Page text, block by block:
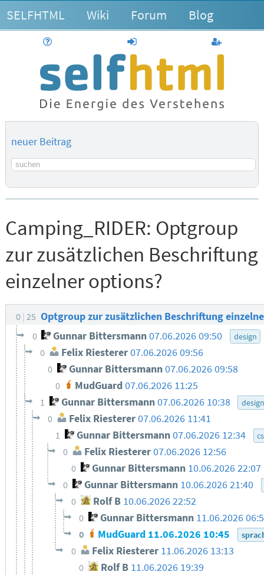
SELFHTML Wiki Forum Blog
anmelden
neuer Beitrag
Suchbegriff
Camping_RIDER: Optgroup
zur zusätzlichen Beschriftung
einzelner options?
0 25 Optgroup zur zusätzlichen Beschriftung
0 Gunnar Bittersmann07.06.2026 09:50 design
0 Felix Riesterer 07.06.2026 09:56
0 Gunnar Bittersmann07.06.2026 09:58
0 MudGuard 07.06.2026 11:25
1 Gunnar Bittersmann 07.06.2026 10:38 design
0 Felix Riesterer07.06.2026 11:41
1 Gunnar Bittersmann07.06.2026 12:34
0 Felix Riesterer07.06.2026 12:56
0 Gunnar Bittersmann 10.06.2026 22:07
0 Gunnar Bittersmann 10.06.2026 21:40
0 Rolf B 10.06.2026 22:52
0 Gunnar Bittersmann 11.06.2026
0 MudGuard 11.06.2026 10:45
0 Felix Riesterer 11.06.2026 13:13
0 Rolf B 11.06.2026 19:39